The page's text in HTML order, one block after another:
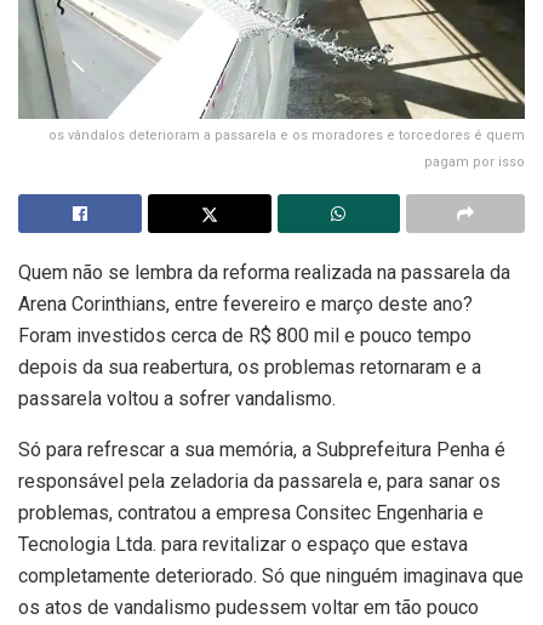
os vândalos deterioram a passarela e os moradores e torcedores é quem
pagam por isso
Quem não se lembra da reforma realizada na passarela da
Arena Corinthians, entre fevereiro e março deste ano?
Foram investidos cerca de R$ 800 mil e pouco tempo
depois da sua reabertura, os problemas retornaram e a
passarela voltou a sofrer vandalismo.
Só para refrescar a sua memória, a Subprefeitura Penha é
responsável pela zeladoria da passarela e, para sanar os
problemas, contratou a empresa Consitec Engenharia e
Tecnologia Ltda. para revitalizar o espaço que estava
completamente deteriorado. Só que ninguém imaginava que
os atos de vandalismo pudessem voltar em tão pouco